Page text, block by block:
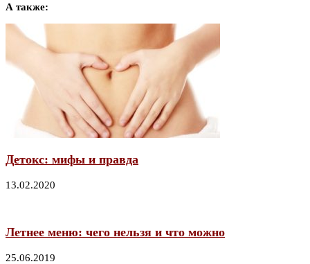
А также:
Детокс: мифы и правда
13.02.2020
Летнее меню: чего нельзя и что можно
25.06.2019